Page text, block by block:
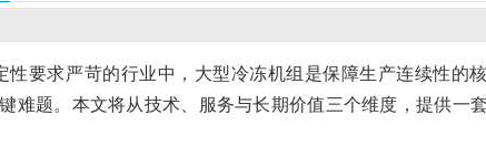
要求严苛的行业中，大型冷冻机组是保障生产连续性的
难题。本文将从技术、服务与长期价值三个维度，提供一